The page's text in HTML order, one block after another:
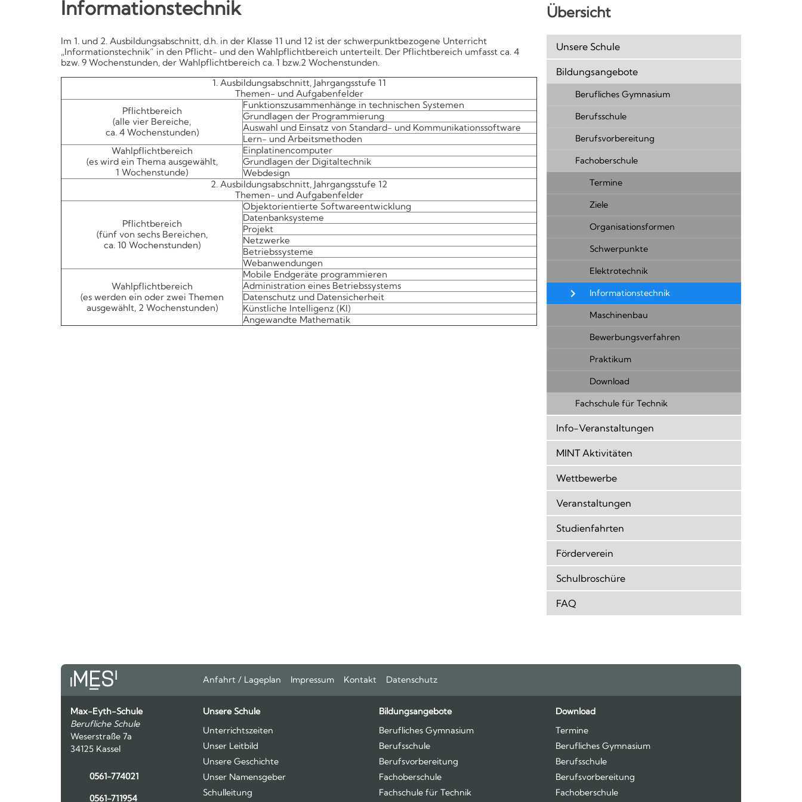
KompetenzenInformationstechnik
Im 1. und 2. Ausbildungsabschnitt, d.h. in der Klasse 11 und 12 ist der schwerpunktbezogene Unterricht
„Informationstechnik“ in den Pflicht- und den Wahlpflichtbereich unterteilt. Der Pflichtbereich umfasst ca. 4
bzw. 9 Wochenstunden, der Wahlpflichtbereich ca. 1 bzw.2 Wochenstunden.
1. Ausbildungsabschnitt, Jahrgangsstufe 11
Themen- und Aufgabenfelder
Pflichtbereich
(alle vier Bereiche,
ca. 4 Wochenstunden)
Funktionszusammenhänge in technischen Systemen
Grundlagen der Programmierung
Auswahl und Einsatz von Standard- und Kommunikationssoftware
Lern- und Arbeitsmethoden
Wahlpflichtbereich
(es wird ein Thema ausgewählt,
1 Wochenstunde)
Einplatinencomputer
Grundlagen der Digitaltechnik
Webdesign
2. Ausbildungsabschnitt, Jahrgangsstufe 12
Themen- und Aufgabenfelder
Pflichtbereich
(fünf von sechs Bereichen,
ca. 10 Wochenstunden)
Objektorientierte Softwareentwicklung
Datenbanksysteme
Projekt
Netzwerke
Betriebssysteme
Webanwendungen
Wahlpflichtbereich
(es werden ein oder zwei Themen
ausgewählt, 2 Wochenstunden)
Mobile Endgeräte programmieren
Administration eines Betriebssystems
Datenschutz und Datensicherheit
Künstliche Intelligenz (KI)
Angewandte Mathematik
Übersicht
Unsere Schule
Bildungsangebote
Berufliches Gymnasium
Berufsschule
Berufsvorbereitung
Fachoberschule
Termine
Ziele
Organisationsformen
Schwerpunkte
Elektrotechnik
Informationstechnik
Maschinenbau
Bewerbungsverfahren
Praktikum
Download
Fachschule für Technik
Info-Veranstaltungen
MINT Aktivitäten
Wettbewerbe
Veranstaltungen
Studienfahrten
Förderverein
Schulbroschüre
FAQ
Anfahrt / Lageplan Impressum Kontakt Datenschutz
Max-Eyth-Schule
Berufliche Schule
Weserstraße 7a
34125 Kassel
0561-774021
0561-711954
Unsere Schule
Unterrichtszeiten
Unser Leitbild
Unsere Geschichte
Unser Namensgeber
Schulleitung
Bildungsangebote
Berufliches Gymnasium
Berufsschule
Berufsvorbereitung
Fachoberschule
Fachschule für Technik
Download
Termine
Berufliches Gymnasium
Berufsschule
Berufsvorbereitung
Fachoberschule